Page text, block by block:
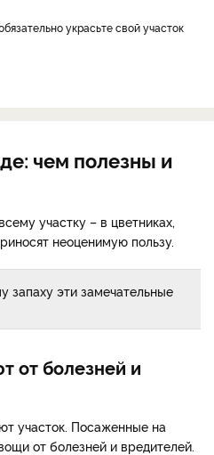
чем полезны и
участку – в цветниках,
неоценимую пользу.
запаху эти замечательные
от болезней и
участок. Посаженные на
от болезней и вредителей.